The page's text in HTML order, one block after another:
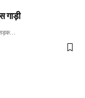
गाड़ी
सड़क…